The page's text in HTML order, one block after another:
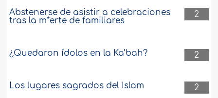
2
Abstenerse de asistir a celebraciones
tras la m*erte de familiares
2
¿Quedaron ídolos en la Ka’bah?
2
Los lugares sagrados del Islam